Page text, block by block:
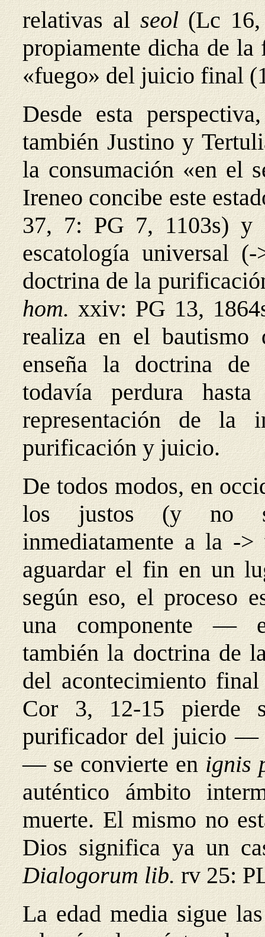
relativas al seol (Lc
propiamente dicha de la
«fuego» del juicio final
Desde esta
también Justino y
la consumación «en el
Ireneo concibe este
37, 7: PG 7, 1103s) y
escatología universal
doctrina de la
hom. xxiv: PG 13,
realiza en el
enseña la doctrina
todavía perdura
representación de la
purificación y juicio.
De todos modos, en
los justos (y no
inmediatamente a la -
aguardar el fin en un
según eso, el proceso
una componente —
también la doctrina de
del acontecimiento
Cor 3, 12-15 pierde
purificador del juicio —
— se convierte enignis
auténtico ámbito
muerte. El mismo no
Dios significa ya un
Dialogorum lib. rv 25:
La edad media sigue